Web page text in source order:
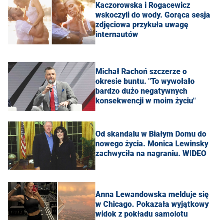
Kaczorowska i Rogacewicz
wskoczyli do wody. Gorąca sesja
zdjęciowa przykuła uwagę
internautów
Michał Rachoń szczerze o
okresie buntu. "To wywołało
bardzo dużo negatywnych
konsekwencji w moim życiu"
Od skandalu w Białym Domu do
nowego życia. Monica Lewinsky
zachwyciła na nagraniu. WIDEO
Anna Lewandowska melduje się
w Chicago. Pokazała wyjątkowy
widok z pokładu samolotu